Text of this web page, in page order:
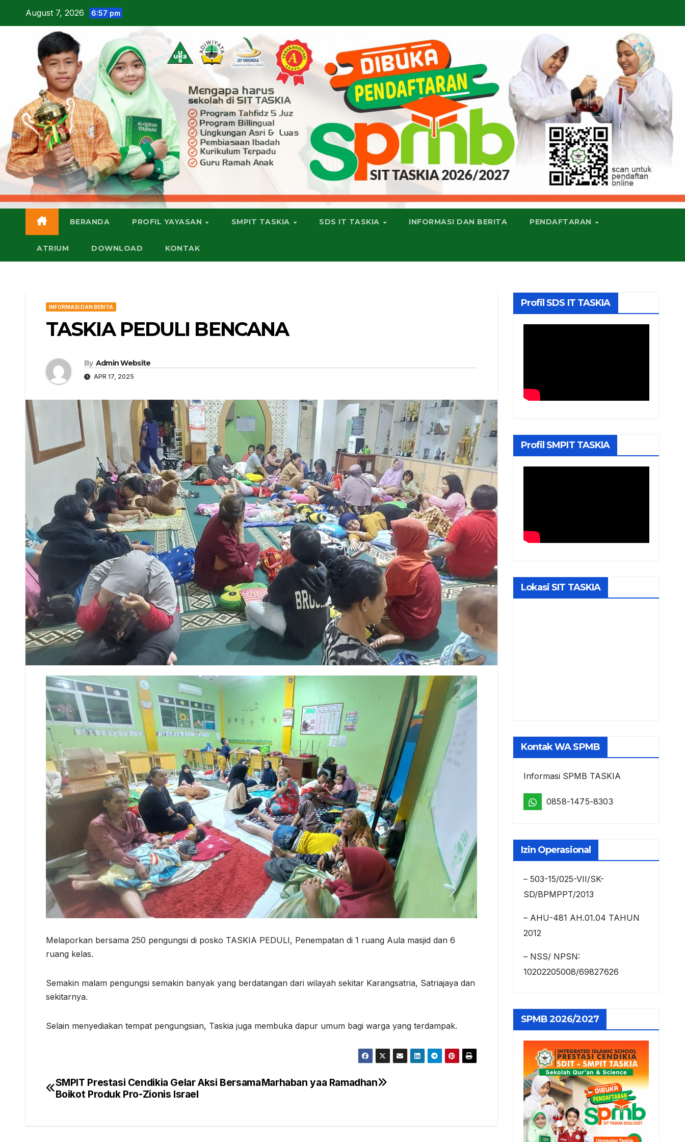
August 7, 2026 6:57 pm
BERANDA PROFIL YAYASAN SMPIT TASKIA SDS IT TASKIA INFORMASI DAN BERITA PENDAFTARAN
ATRIUM DOWNLOAD KONTAK
INFORMASI DAN BERITA
TASKIA PEDULI BENCANA
By Admin Website
APR 17, 2025
Melaporkan bersama 250 pengungsi di posko TASKIA PEDULI, Penempatan di 1 ruang Aula masjid dan 6
ruang kelas.
Semakin malam pengungsi semakin banyak yang berdatangan dari wilayah sekitar Karangsatria, Satriajaya dan
sekitarnya.
Selain menyediakan tempat pengungsian, Taskia juga membuka dapur umum bagi warga yang terdampak.
Post
Marhaban yaa Ramadhan
SMPIT Prestasi Cendikia Gelar Aksi Bersama
Boikot Produk Pro-Zionis Israel
Profil SDS IT TASKIA
Profil SMPIT TASKIA
Lokasi SIT TASKIA
Kontak WA SPMB
Informasi SPMB TASKIA
0858-1475-8303
Izin Operasional
– 503-15/025-VII/SK-
SD/BPMPPT/2013
– AHU-481 AH.01.04 TAHUN
2012
– NSS/ NPSN:
10202205008/69827626
SPMB 2026/2027